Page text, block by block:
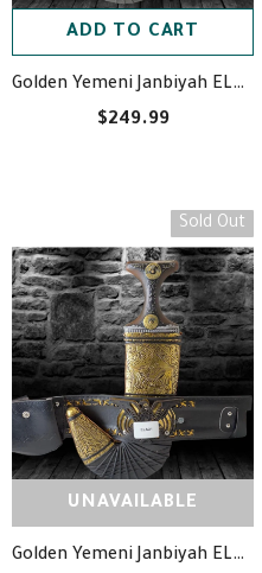
ADD TO CART
Golden Yemeni Janbiyah ELA19- جنبية ذهبيه مع جلد
$249.99
Sold Out
UNAVAILABLE
Golden Yemeni Janbiyah ELA21- جنبية ذهبيه مع جلد